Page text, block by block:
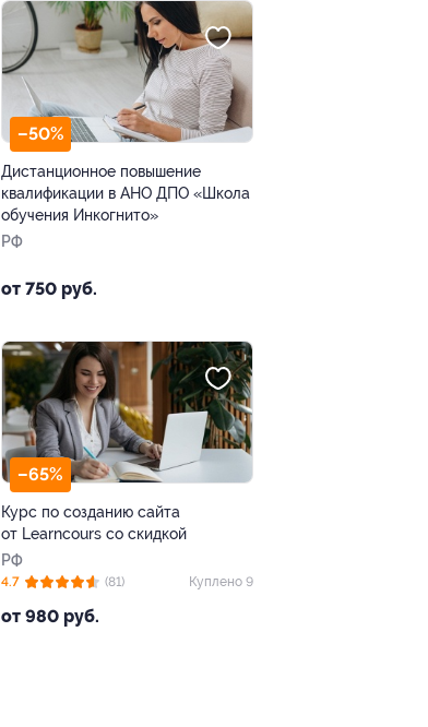
–50%
Дистанционное повышение
квалификации в АНО ДПО «Школа
обучения Инкогнито»
РФ
от 750 руб.
–65%
Курс по созданию сайта
от Learncours со скидкой
РФ
от 980 руб.
4.7 (81) Куплено 9